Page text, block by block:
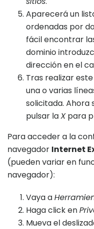
Aparecerá un
ordenadas por
fácil encontrar
dominio
dirección en el
Tras realizar
una o varias
solicitada. Ahora
pulsar laXpara
Para acceder a la
navegador Internet
(pueden variar en
navegador):
Vaya a
Haga click en
Mueva el